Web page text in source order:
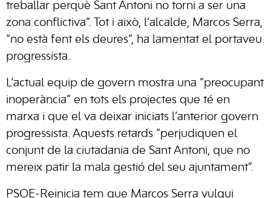
treballar perquè Sant Antoni no torni a ser una
zona conflictiva”. Tot i això, l’alcalde, Marcos Serra,
“no està fent els deures”, ha lamentat el portaveu
progressista.
L’actual equip de govern mostra una “preocupant
inoperància” en tots els projectes que té en
marxa i que el va deixar iniciats l’anterior govern
progressista. Aquests retards “perjudiquen el
conjunt de la ciutadania de Sant Antoni, que no
mereix patir la mala gestió del seu ajuntament”.
PSOE-Reinicia tem que Marcos Serra vulgui